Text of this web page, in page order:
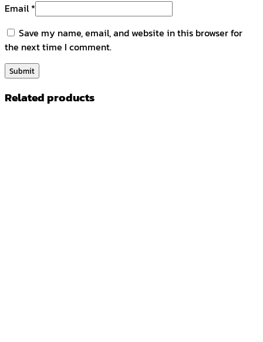
Email*
Save my name, email, and website in this browser for
the next time I comment.
Related products